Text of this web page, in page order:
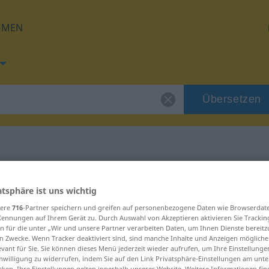
Übersetzen
für "Kleinkram"
ist uns wichtig
716-Partner speichern und greifen auf personenbezogene Daten wie
auf Ihrem Gerät zu. Durch Auswahl von Akzeptieren aktivieren Sie
für die unter „Wir und unsere Partner verarbeiten Daten, um Ihnen Dienste
Zwecke. Wenn Tracker deaktiviert sind, sind manche Inhalte und Anzeigen
für Sie. Sie können dieses Menü jederzeit wieder aufrufen, um Ihre
zu widerrufen, indem Sie auf den Link Privatsphäre-Einstellungen am